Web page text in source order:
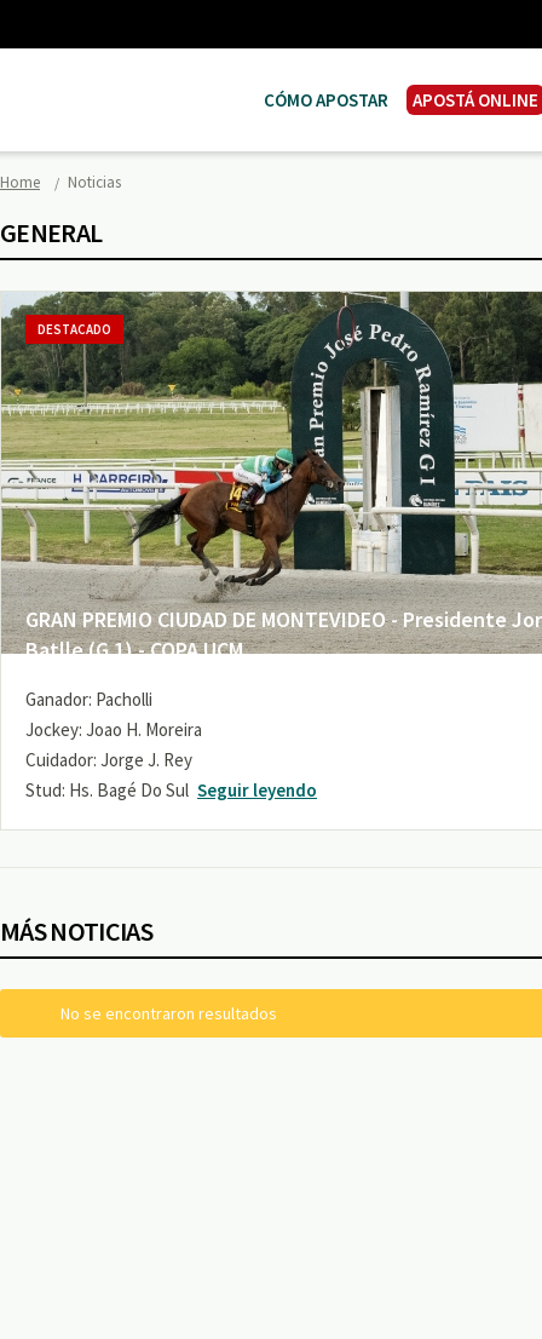
CÓMO APOSTAR APOSTÁ ONLINE
Home Noticias
GENERAL
GRAN PREMIO CIUDAD DE MONTEVIDEO - Presidente
Batlle (G 1) - COPA UCM
DESTACADO
Ganador: Pacholli
Jockey: Joao H. Moreira
Cuidador: Jorge J. Rey
Stud: Hs. Bagé Do Sul Seguir leyendo
MÁS NOTICIAS
No se encontraron resultados